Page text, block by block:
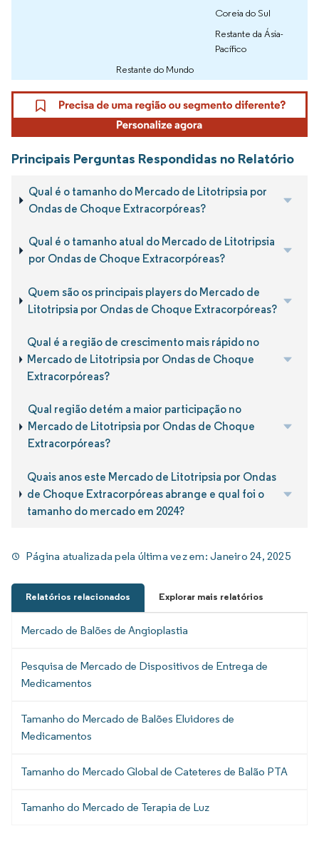
Coreia do Sul
Restante da Ásia-
Pacífico
Restante do Mundo
Principais Perguntas Respondidas no Relatório
Qual é o tamanho do Mercado de Litotripsia por
Ondas de Choque Extracorpóreas?
Qual é o tamanho atual do Mercado de Litotripsia
por Ondas de Choque Extracorpóreas?
Quem são os principais players do Mercado de
Litotripsia por Ondas de Choque Extracorpóreas?
Qual é a região de crescimento mais rápido no
Mercado de Litotripsia por Ondas de Choque
Extracorpóreas?
Qual região detém a maior participação no
Mercado de Litotripsia por Ondas de Choque
Extracorpóreas?
Quais anos este Mercado de Litotripsia por Ondas
de Choque Extracorpóreas abrange e qual foi o
tamanho do mercado em 2024?
Página atualizada pela última vez em:Janeiro 24, 2025
Relatórios relacionados Explorar mais relatórios
Mercado de Balões de Angioplastia
Pesquisa de Mercado de Dispositivos de Entrega de
Medicamentos
Tamanho do Mercado de Balões Eluidores de
Medicamentos
Tamanho do Mercado Global de Cateteres de Balão PTA
Tamanho do Mercado de Terapia de Luz